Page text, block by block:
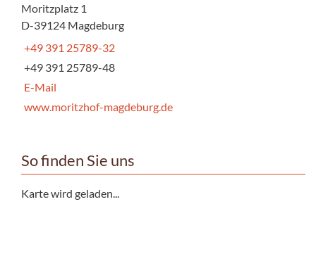
Moritzplatz 1
D-39124 Magdeburg
+49 391 25789-32
+49 391 25789-48
E-Mail
www.moritzhof-magdeburg.de
So finden Sie uns
Karte wird geladen...